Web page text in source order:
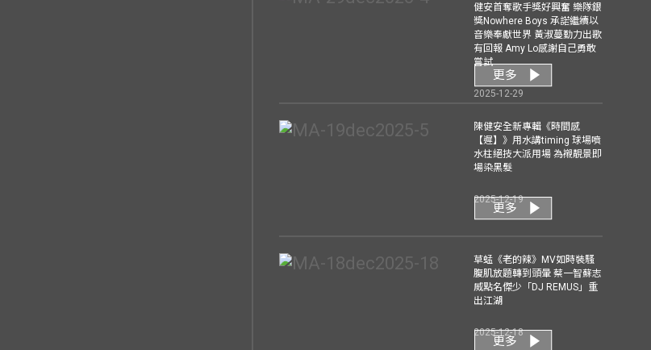
健安首奪歌手獎好興奮 樂隊銀
獎Nowhere Boys 承諾繼續以
音樂奉獻世界 黃淑蔓勤力出歌
有回報 Amy Lo感謝自己勇敢
嘗試
2025-12-29
更多
陳健安全新專輯《時間感
【遲】》用水講timing 球場噴
水柱絕技大派用場 為襯靚景即
場染黑髮
2025-12-19
更多
草蜢《老的辣》MV如時裝騷
腹肌放題轉到頭暈 蔡一智蘇志
威點名傑少「DJ REMUS」重
出江湖
2025-12-18
更多